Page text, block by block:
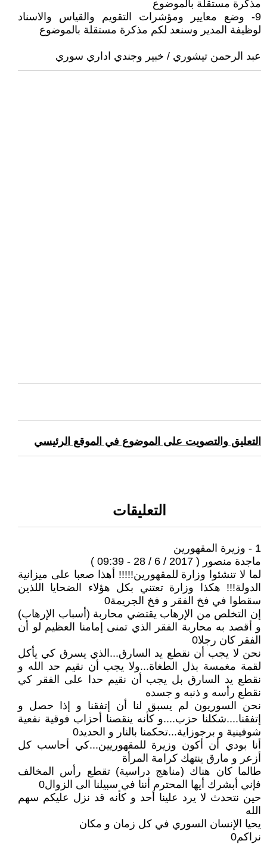
مذكرة مستقلة بالموضوع
9- وضع معايير ومؤشرات التقويم والقياس والاسناد
لوظيفة المدير وسنعد لكم مذكرة مستقلة بالموضوع
عبد الرحمن تيشوري / خبير وجندي اداري سوري
التعليق والتصويت على الموضوع في الموقع الرئيسي
التعليقات
1 - وزيرة المقهورين
ماجدة منصور ( 2017 / 6 / 28 - 09:39 )
لما لا تنشئوا وزارة للمقهورين!!!!! أهذا صعبا على ميزانية
الدولة!!! هكذا وزارة تعتني بكل هؤلاء الضحايا اللذين
سقطوا في فخ الفقر و فخ الجريمة0
إن التخلص من الإرهاب يقتضي محاربة (أسباب الإرهاب)
و أقصد به محاربة الفقر الذي تمنى إمامنا العظيم لو أن
الفقر كان رجلا0
نحن لا يجب أن نقطع يد السارق...الذي يسرق كي يأكل
لقمة مغمسة بذل الطغاة...ولا يجب أن نقيم حد الله و
نقطع يد السارق بل يجب أن نقيم حدا على الفقر كي
نقطع رأسه و ذنبه و جسده
نحن السوريون لم يسبق لنا أن إتفقنا و إذا حصل و
إتفقنا....شكلنا حزب....و كأنه ينقصنا أحزاب فوقية نفعية
شوفينية و برجوزاية...تحكمنا بالنار و الحديد0
أنا بودي أن أكون وزيرة للمقهوريين...كي أحاسب كل
أزعر و مارق ينتهك كرامة المرأة
طالما كان هناك (مناهج دراسية) تقطع رأس المخالف
فإني أبشرك أيها المحترم أننا في سبيلنا الى الزوال0
حين نتحدث لا يرد علينا أحد و كأنه قد نزل عليكم سهم
الله
يحيا الإنسان السوري في كل زمان و مكان
نراكم0